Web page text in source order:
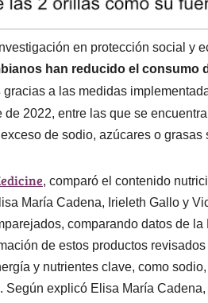
en protección social y
han reducido el consumo
gracias a las medidas
de 2022, entre las que se
de sodio, azúcares o grasas
, comparó el contenido
María Cadena, Irieleth Gallo y
comparando datos de
de estos productos
y nutrientes clave, como
Según explicó Elisa María